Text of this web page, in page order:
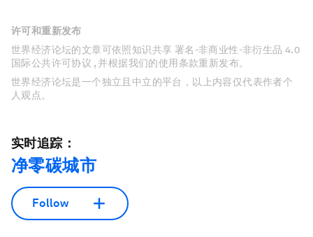
许可和重新发布
世界经济论坛的文章可依照知识共享 署名-非商业性-非衍生品 4.0
国际公共许可协议 , 并根据我们的使用条款重新发布。
世界经济论坛是一个独立且中立的平台，以上内容仅代表作者个
人观点。
实时追踪：
净零碳城市
Follow